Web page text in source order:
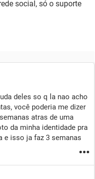
social, só o suporte
deles so q la nao acho
você poderia me dizer
atras de uma
da minha identidade pra
e isso ja faz 3 semanas